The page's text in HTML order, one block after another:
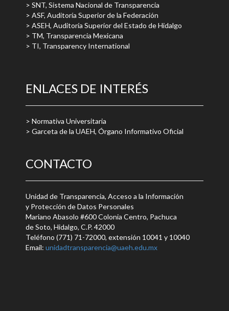
> SNT, Sistema Nacional de Transparencia
> ASF, Auditoría Superior de la Federación
> ASEH, Auditoría Superior del Estado de Hidalgo
> TM, Transparencia Mexicana
> TI, Transparency International
ENLACES DE INTERÉS
> Normativa Universitaria
> Garceta de la UAEH, Órgano Informativo Oficial
CONTACTO
Unidad de Transparencia, Acceso a la Información
y Protección de Datos Personales
Mariano Abasolo #600 Colonia Centro, Pachuca
de Soto, Hidalgo, C.P. 42000
Teléfono (771) 71-72000, extensión 10041 y 10040
Email: unidadtransparencia@uaeh.edu.mx